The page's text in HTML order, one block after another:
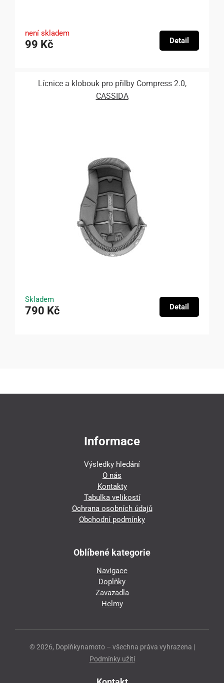
není skladem
99 Kč Detail
Lícnice a klobouk pro přilby Compress 2.0,
CASSIDA
Skladem
790 Kč Detail
Informace
Výsledky hledání
O nás
Kontakty
Tabulka velikostí
Ochrana osobních údajů
Obchodní podmínky
Oblíbené kategorie
Navigace
Doplňky
Zavazadla
Helmy
© 2026, Doplňkynamoto – všechna práva vyhrazena |
Podmínky užití